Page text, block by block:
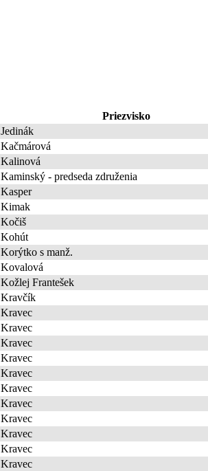
Priezvisko
Jedinák
Kačmárová
Kalinová
Kaminský - predseda združenia
Kasper
Kimak
Kočiš
Kohút
Korýtko s manž.
Kovalová
Kožlej Frantešek
Kravčík
Kravec
Kravec
Kravec
Kravec
Kravec
Kravec
Kravec
Kravec
Kravec
Kravec
Kravec